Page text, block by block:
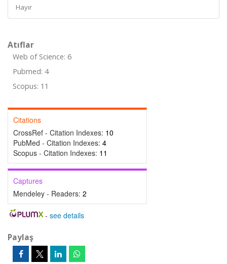
Hayır
Atıflar
Web of Science: 6
Pubmed: 4
Scopus: 11
Citations
CrossRef - Citation Indexes: 10
PubMed - Citation Indexes: 4
Scopus - Citation Indexes: 11
Captures
Mendeley - Readers: 2
- see details
Paylaş